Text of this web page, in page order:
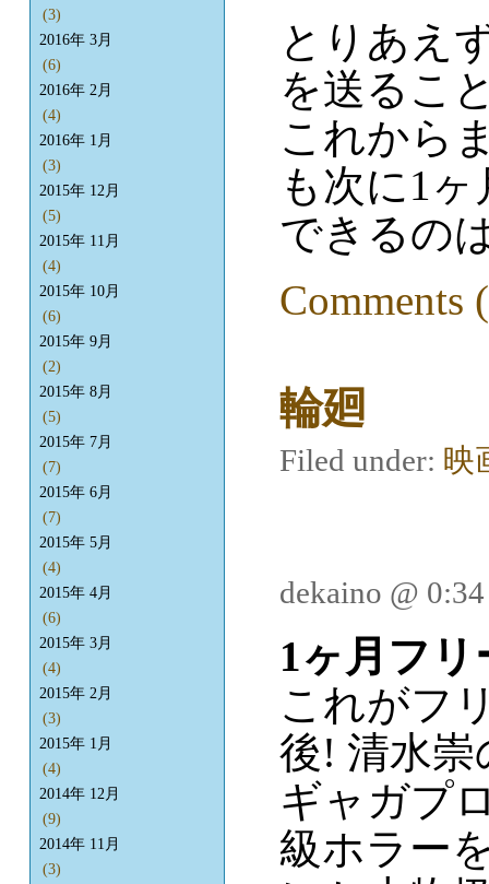
とりあえ
を送るこ
これから
も次に1
できるの
Comments
輪廻
Filed under: 映
dekaino @
1ヶ月フ
これがフ
後! 清水崇
ギャガプ
級ホラー
(3)
2016年 3月
(6)
2016年 2月
(4)
2016年 1月
(3)
2015年 12月
(5)
2015年 11月
(4)
2015年 10月
(6)
2015年 9月
(2)
2015年 8月
(5)
2015年 7月
(7)
2015年 6月
(7)
2015年 5月
(4)
2015年 4月
(6)
2015年 3月
(4)
2015年 2月
(3)
2015年 1月
(4)
2014年 12月
(9)
2014年 11月
(3)